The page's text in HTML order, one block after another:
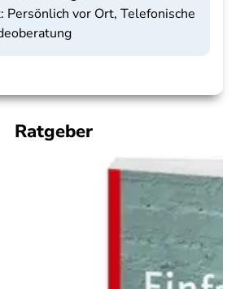
Persönlich vor Ort, Telefonische
Ratgeber